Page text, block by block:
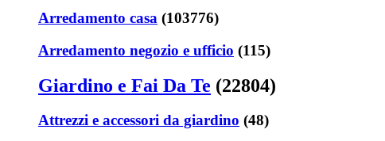
Arredamento casa (103776)
Arredamento negozio e ufficio (115)
Giardino e Fai Da Te (22804)
Attrezzi e accessori da giardino (48)